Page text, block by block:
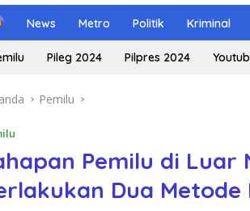
H
m
e
News Metro Politik Kriminal
Pileg 2024 Pilpres 2024
Pemilu
Pemilu di Luar
Dua Metode